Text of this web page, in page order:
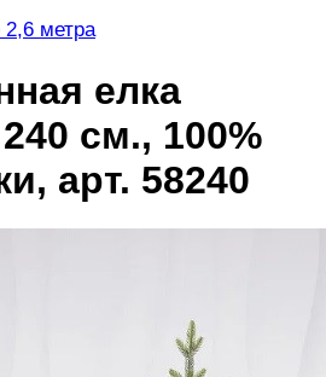
метра
елка
см., 100%
арт. 58240